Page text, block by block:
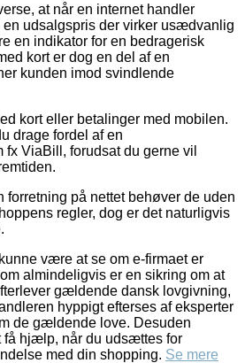
at når en internet handler
en udsalgspris der virker usædvanlig
en indikator for en bedragerisk
kort er dog en del af en
kunden imod svindlende
kort eller betalinger med mobilen.
drage fordel af en
ViaBill, forudsat du gerne vil
forretning på nettet behøver de uden
regler, dog er det naturligvis
være at se om e-firmaet er
almindeligvis er en sikring om at
gældende dansk lovgivning,
hyppigt efterses af eksperter
de gældende love. Desuden
få hjælp, når du udsættes for
med din shopping. Se mere